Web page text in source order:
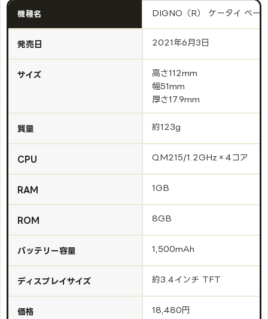
機種名 DIGNO（R） ケータイ ベー
発売日 2021年6月3日
サイズ
高さ112mm
幅51mm
厚さ17.9mm
質量 約123g
CPU QM215/1.2GHz×4コア
RAM 1GB
ROM 8GB
バッテリー容量 1,500mAh
ディスプレイサイズ 約3.4インチ TFT
価格 18,480円